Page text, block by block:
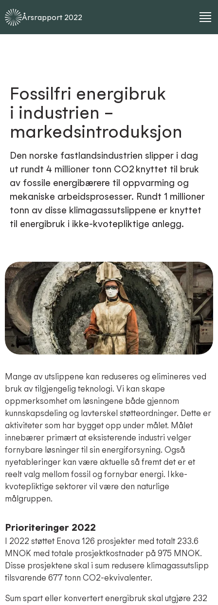
Årsrapport 2022
Fossilfri energibruk
i industrien –
markedsintroduksjon
Den norske fastlandsindustrien slipper i dag
ut rundt 4 millioner tonn CO2 knyttet til bruk
av fossile energibærere til oppvarming og
mekaniske arbeidsprosesser. Rundt 1 millioner
tonn av disse klimagassutslippene er knyttet
til energibruk i ikke-kvotepliktige anlegg​.
Mange av utslippene kan reduseres og elimineres ved
bruk av tilgjengelig teknologi. Vi kan skape
oppmerksomhet om løsningene både gjennom
kunnskapsdeling og lavterskel støtteordninger. Dette er
aktiviteter som har bygget opp under målet. Målet
innebærer primært at eksisterende industri velger
fornybare løsninger​ til sin energiforsyning. Også
nyetableringer kan være aktuelle så fremt det er et
reelt valg mellom fossil og fornybar energi. Ikke-
kvotepliktige sektorer vil være den naturlige
målgruppen.
Prioriteringer 2022
I 2022 støttet Enova 126 prosjekter med totalt 233.6
MNOK med totale prosjektkostnader på 975 MNOK.
Disse prosjektene skal i sum redusere klimagassutslipp
tilsvarende 677 tonn CO2-ekvivalenter.
Sum spart eller konvertert energibruk skal utgjøre 232